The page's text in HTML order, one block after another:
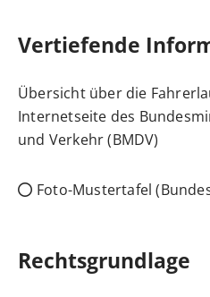
Vertiefende
Übersicht über die
Internetseite des
und Verkehr (BMDV)
Foto-Mustertafel
Rechtsgrundlage